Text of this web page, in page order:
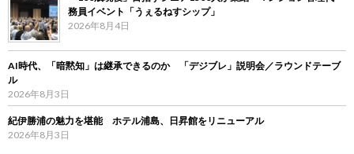
務員イベント「うぇるねすシップ」
2026年8月4日
AI時代、「暗黙知」は継承できるのか 「デジブレ」説明会／ラウンドテーブ
ル
2026年8月3日
紀伊勝浦の魅力を堪能 ホテル浦島、日昇館をリニューアル
2026年8月3日